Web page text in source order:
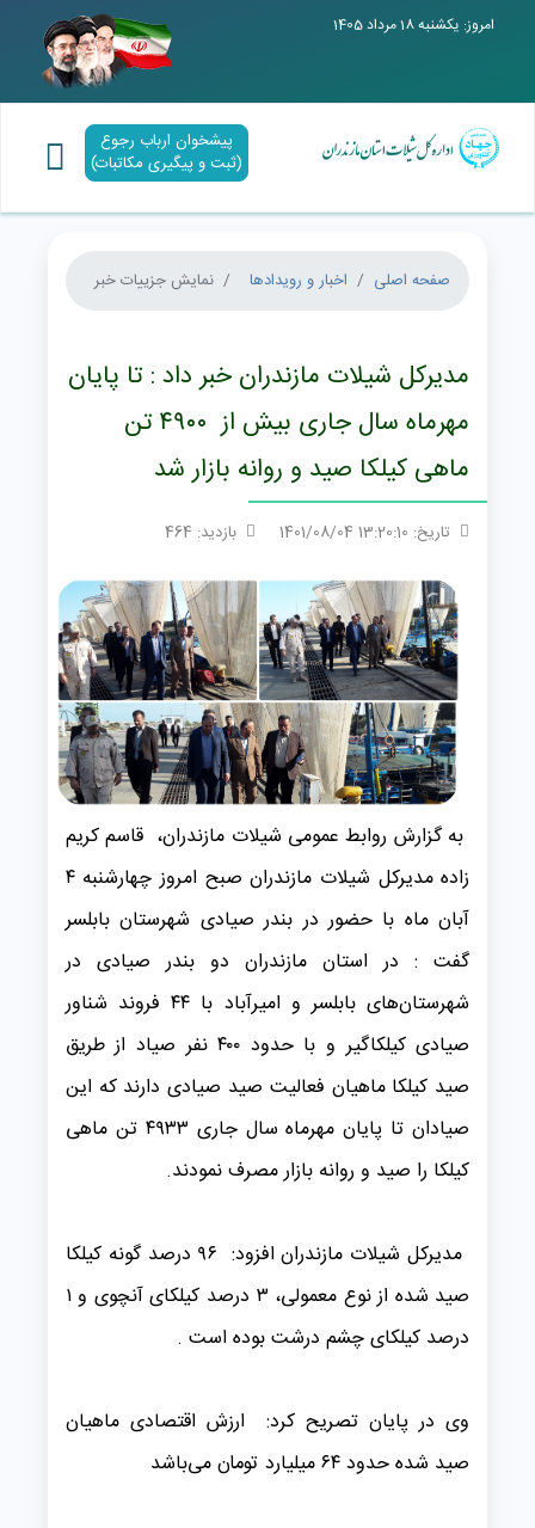
امروز: یکشنبه 18 مرداد 1405
پیشخوان ارباب رجوع
(ثبت و پیگیری مکاتبات)
صفحه اصلی اخبار و رویدادها نمایش جزییات خبر
مدیرکل شیلات مازندران خبر داد : تا پایان
مهرماه سال جاری بیش از ۴۹۰۰ تن
ماهی کیلکا صید و روانه بازار شد
تاریخ: 13:20:10 1401/08/04 بازدید: 464
به گزارش روابط عمومی شیلات مازندران، قاسم کریم
زاده مدیرکل شیلات مازندران صبح امروز چهارشنبه ۴
آبان ماه با حضور در بندر صیادی شهرستان بابلسر
گفت : در استان مازندران دو بندر صیادی در
شهرستان‌های بابلسر و امیرآباد با ۴۴ فروند شناور
صیادی کیلکاگیر و با حدود ۴۰۰ نفر صیاد از طریق
صید کیلکا ماهیان فعالیت صید صیادی دارند که این
صیادان تا پایان مهرماه سال جاری ۴۹۳۳ تن ماهی
کیلکا را صید و روانه بازار مصرف نمودند.
مدیرکل شیلات مازندران افزود: ۹۶ درصد گونه‌ کیلکا
صید شده از نوع معمولی، ۳ درصد کیلکای آنچوی و ۱
درصد کیلکای چشم درشت بوده است .
وی در پایان تصریح کرد: ارزش اقتصادی ماهیان
صید شده حدود ۶۴ میلیارد تومان می‌باشد